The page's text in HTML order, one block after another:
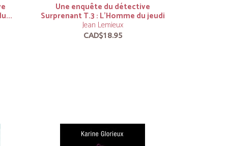
Une enquête du détective
Surprenant T.3 : L’Homme du jeudi
Jean Lemieux
CAD$18.95